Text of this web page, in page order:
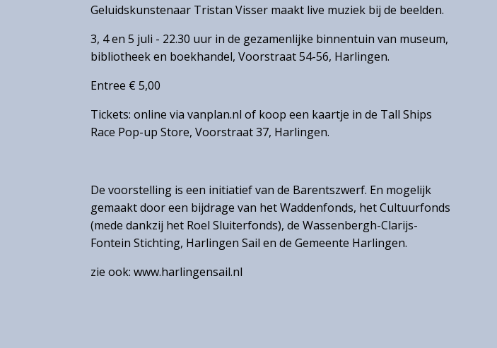
Geluidskunstenaar Tristan Visser maakt live muziek bij de beelden.
3, 4 en 5 juli - 22.30 uur in de gezamenlijke binnentuin van museum,
bibliotheek en boekhandel, Voorstraat 54-56, Harlingen.
Entree € 5,00
Tickets: online via vanplan.nl of koop een kaartje in de Tall Ships
Race Pop-up Store, Voorstraat 37, Harlingen.
De voorstelling is een initiatief van de Barentszwerf. En mogelijk
gemaakt door een bijdrage van het Waddenfonds, het Cultuurfonds
(mede dankzij het Roel Sluiterfonds), de Wassenbergh-Clarijs-
Fontein Stichting, Harlingen Sail en de Gemeente Harlingen.
zie ook: www.harlingensail.nl